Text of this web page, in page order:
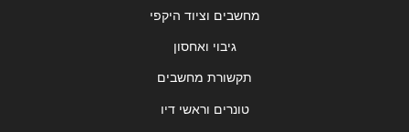
מחשבים וציוד היקפי
גיבוי ואחסון
תקשורת מחשבים
טונרים וראשי דיו